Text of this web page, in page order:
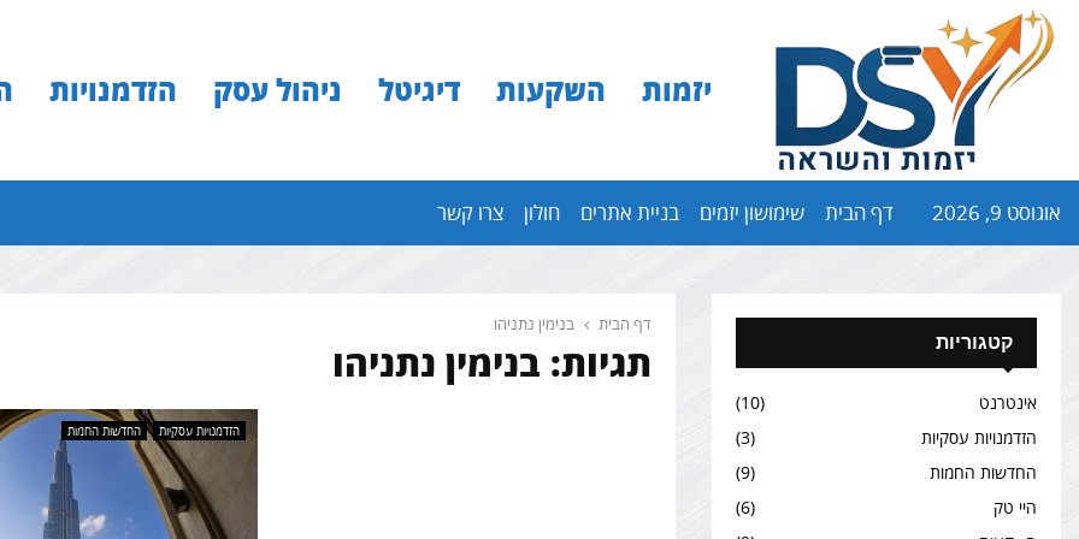
יזמות השקעות דיגיטל ניהול עסק הזדמנויות
אוגוסט 9, 2026 דף הבית שימושון יזמים בניית אתרים חולון צרו קשר
דף הבית בנימין נתניהו
תגיות: בנימין נתניהו
הזדמנויות עסקיות החדשות החמות
קטגוריות
אינטרנט
(10)
הזדמנויות עסקיות
(3)
החדשות החמות
(9)
היי טק
(6)